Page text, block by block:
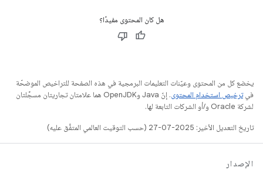
هل كان المحتوى مفيدًا؟
يخضع كل من المحتوى وعيّنات التعليمات البرمجية في هذه الصفحة للتراخيص الموضحّة
فيترخيص استخدام المحتوى
. إنّ Java وOpenJDK هما علامتان تجاريتان مسجَّلتان
لشركة Oracle و/أو الشركات التابعة لها.
تاريخ التعديل الأخير: 2025-07-27 (حسب التوقيت العالمي المتفَّق عليه)
الإصدار